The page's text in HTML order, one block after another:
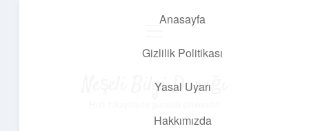
Anasayfa
Gizlilik Politikası
Yasal Uyarı
Hakkımızda
Neşeli Bilgi Durağı